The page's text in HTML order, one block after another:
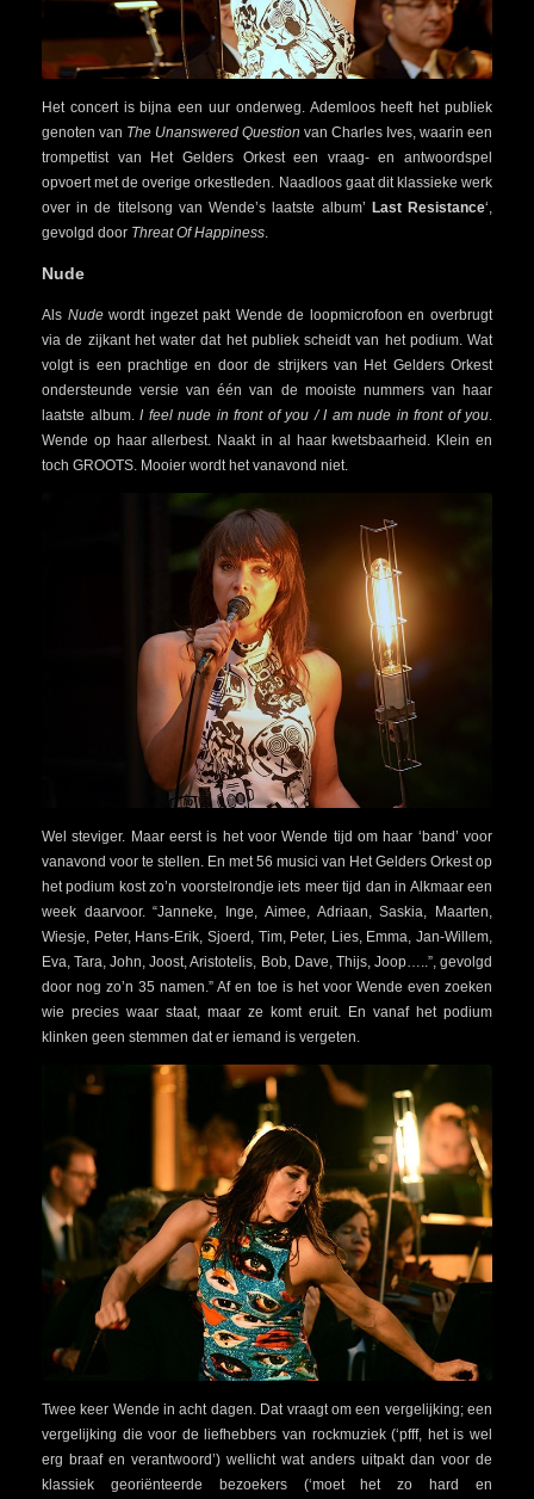
Het concert is bijna een uur onderweg. Ademloos heeft het publiek
genoten van The Unanswered Question van Charles Ives, waarin een
trompettist van Het Gelders Orkest een vraag- en antwoordspel
opvoert met de overige orkestleden. Naadloos gaat dit klassieke werk
over in de titelsong van Wende’s laatste album’ Last Resistance‘,
gevolgd door Threat Of Happiness
Nude
Als Nudewordt ingezet pakt Wende de loopmicrofoon en overbrugt
via de zijkant het water dat het publiek scheidt van het podium. Wat
volgt is een prachtige en door de strijkers van Het Gelders Orkest
ondersteunde versie van één van de mooiste nummers van haar
laatste album. I feel nude in front of you / I am nude in front of you
Wende op haar allerbest. Naakt in al haar kwetsbaarheid. Klein en
toch GROOTS. Mooier wordt het vanavond niet.
Wel steviger. Maar eerst is het voor Wende tijd om haar ‘band’ voor
vanavond voor te stellen. En met 56 musici van Het Gelders Orkest op
het podium kost zo’n voorstelrondje iets meer tijd dan in Alkmaar een
week daarvoor. “Janneke, Inge, Aimee, Adriaan, Saskia, Maarten,
Wiesje, Peter, Hans-Erik, Sjoerd, Tim, Peter, Lies, Emma, Jan-Willem,
Eva, Tara, John, Joost, Aristotelis, Bob, Dave, Thijs, Joop…..”, gevolgd
door nog zo’n 35 namen.” Af en toe is het voor Wende even zoeken
wie precies waar staat, maar ze komt eruit. En vanaf het podium
klinken geen stemmen dat er iemand is vergeten.
Twee keer Wende in acht dagen. Dat vraagt om een vergelijking; een
vergelijking die voor de liefhebbers van rockmuziek (‘pfff, het is wel
erg braaf en verantwoord’) wellicht wat anders uitpakt dan voor de
klassiek georiënteerde bezoekers (‘moet het zo hard en